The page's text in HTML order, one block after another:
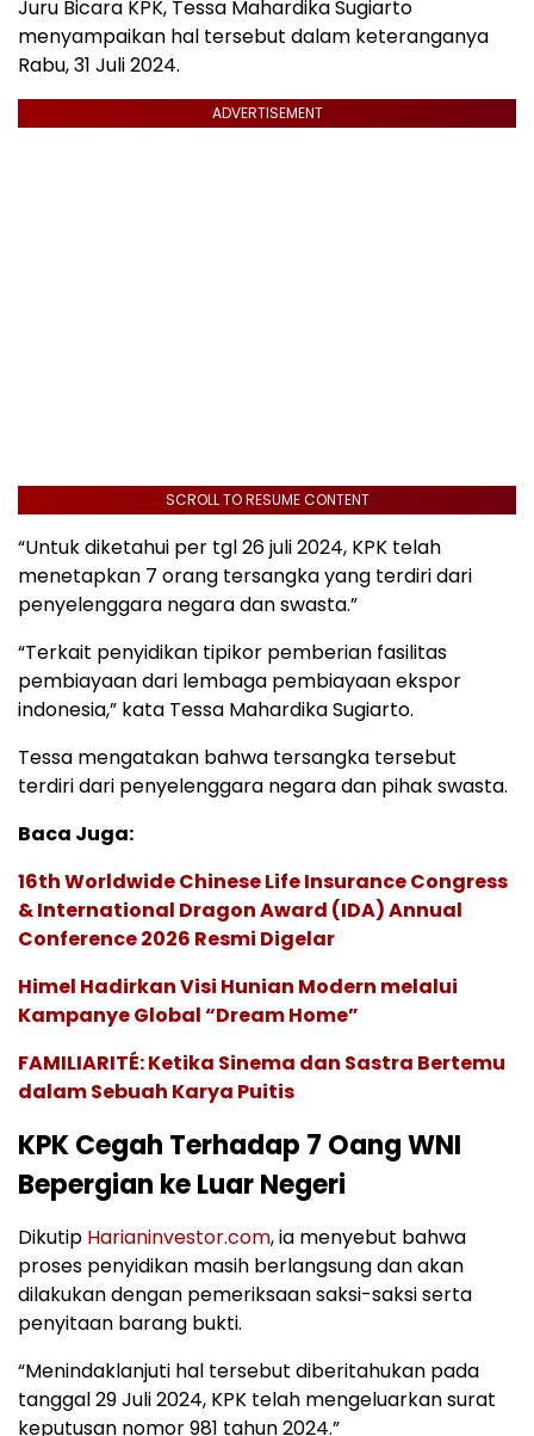
Juru Bicara KPK, Tessa Mahardika Sugiarto
menyampaikan hal tersebut dalam keteranganya
Rabu, 31 Juli 2024.
ADVERTISEMENT
SCROLL TO RESUME CONTENT
“Untuk diketahui per tgl 26 juli 2024, KPK telah
menetapkan 7 orang tersangka yang terdiri dari
penyelenggara negara dan swasta.”
“Terkait penyidikan tipikor pemberian fasilitas
pembiayaan dari lembaga pembiayaan ekspor
indonesia,” kata Tessa Mahardika Sugiarto.
Tessa mengatakan bahwa tersangka tersebut
terdiri dari penyelenggara negara dan pihak swasta.
Baca Juga:
16th Worldwide Chinese Life Insurance Congress
& International Dragon Award (IDA) Annual
Conference 2026 Resmi Digelar
Himel Hadirkan Visi Hunian Modern melalui
Kampanye Global “Dream Home”
FAMILIARITÉ: Ketika Sinema dan Sastra Bertemu
dalam Sebuah Karya Puitis
KPK Cegah Terhadap 7 Oang WNI
Bepergian ke Luar Negeri
Dikutip Harianinvestor.com, ia menyebut bahwa
proses penyidikan masih berlangsung dan akan
dilakukan dengan pemeriksaan saksi-saksi serta
penyitaan barang bukti.
“Menindaklanjuti hal tersebut diberitahukan pada
tanggal 29 Juli 2024, KPK telah mengeluarkan surat
keputusan nomor 981 tahun 2024.”